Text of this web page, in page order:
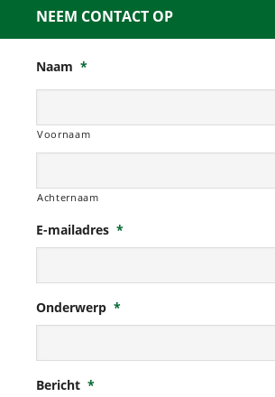
NEEM CONTACT OP
Naam *
Voornaam
Achternaam
E-mailadres *
Onderwerp *
Bericht *